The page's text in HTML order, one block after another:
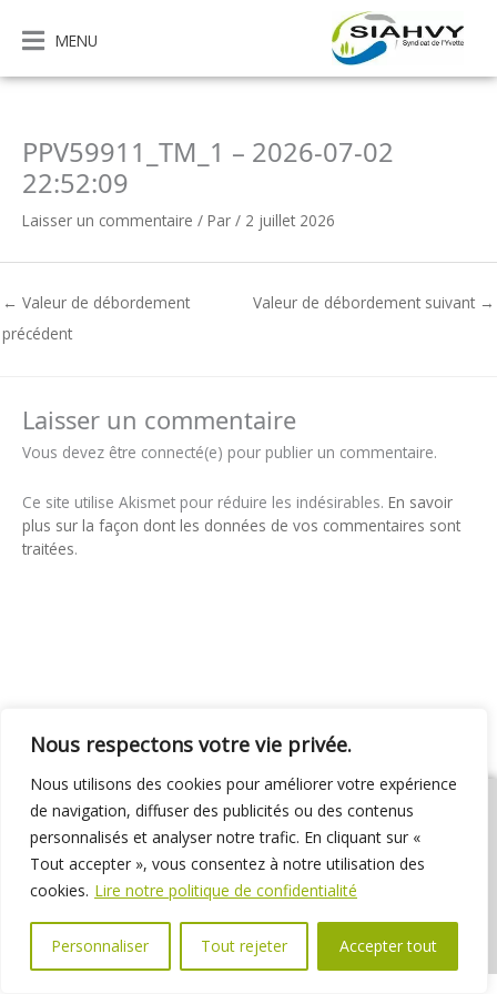
Nous respectons votre vie privée.
Nous utilisons des cookies pour améliorer votre expérience
de navigation, diffuser des publicités ou des contenus
personnalisés et analyser notre trafic. En cliquant sur «
Tout accepter », vous consentez à notre utilisation des
cookies. Lire notre politique de confidentialité
Personnaliser Tout rejeter Accepter tout
contenu
MENU
PPV59911_TM_1 – 2026-07-02
22:52:09
Laisser un commentaire / Par / 2 juillet 2026
← Valeur de débordement
précédent
Valeur de débordement suivant →
Laisser un commentaire
Vous devez être connecté(e) pour publier un commentaire.
Ce site utilise Akismet pour réduire les indésirables. En savoir
plus sur la façon dont les données de vos commentaires sont
traitées.
01 69 31 72 10 01 69 31 37 31
Nous contacter
Espace élus
Marchés publics Délibérations